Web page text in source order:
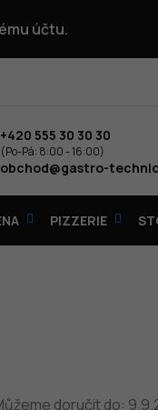
účtu.
+420 555 30 30 30
obchod@gastro-
PIZZERIE
doručit do: